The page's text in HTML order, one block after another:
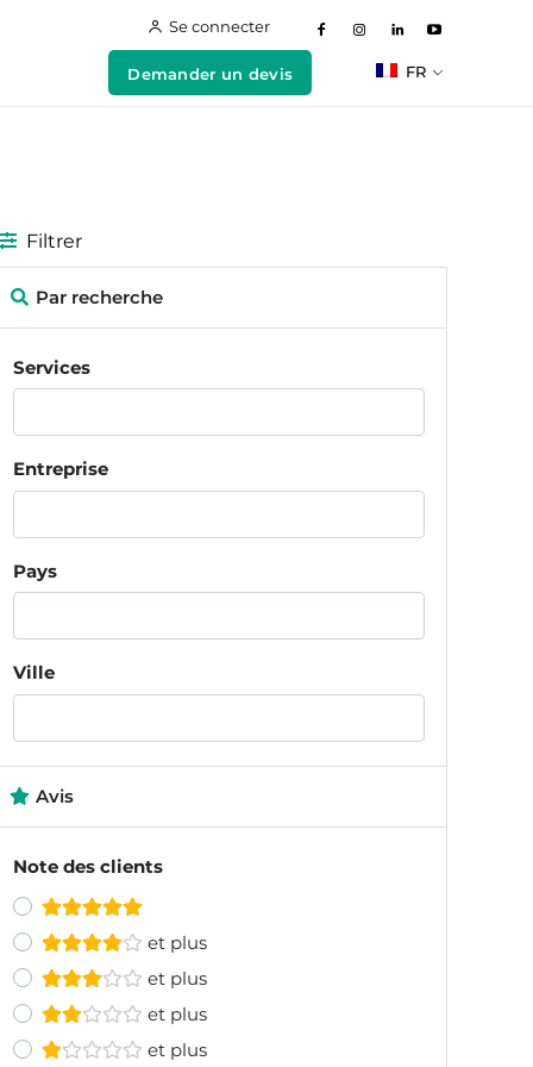
Se connecter
Demander un devis FR
Filtrer
Par recherche
Services
Entreprise
Pays
Ville
Avis
Note des clients
et plus
et plus
et plus
et plus